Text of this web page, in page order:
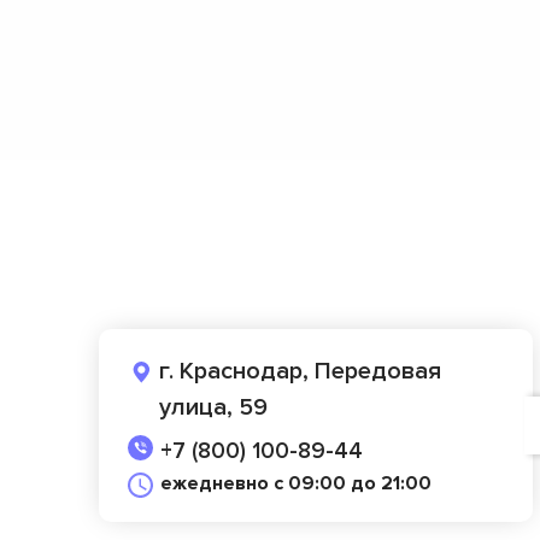
г. Краснодар, Передовая
улица, 59
+7 (800) 100-89-44
ежедневно с 09:00 до 21:00